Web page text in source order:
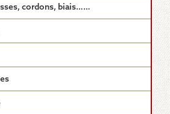
cordons, biais……